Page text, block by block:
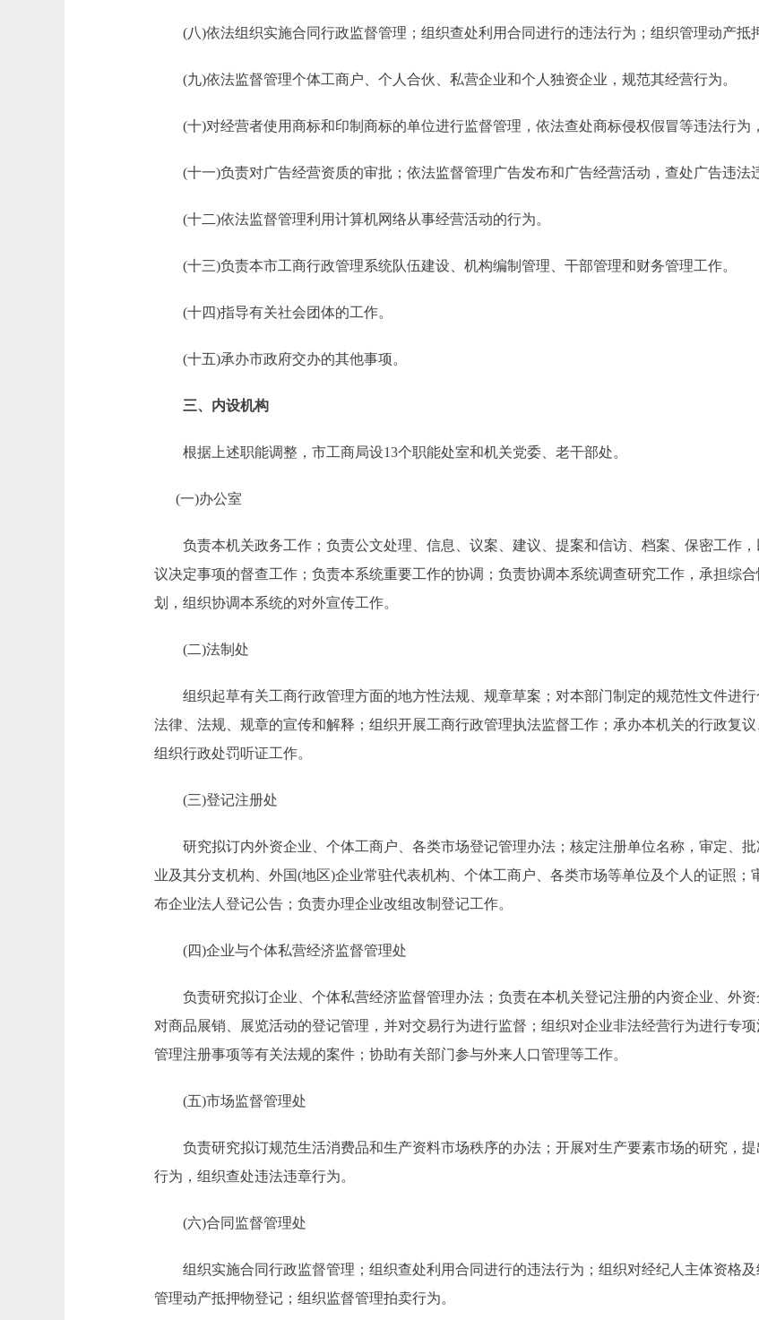
(八)依法组织实施合同行政监督管理；组织查处利用合同进行的违法行为；组织管理动产抵
(九)依法监督管理个体工商户、个人合伙、私营企业和个人独资企业，规范其经营行为。
(十)对经营者使用商标和印制商标的单位进行监督管理，依法查处商标侵权假冒等违法行为
(十一)负责对广告经营资质的审批；依法监督管理广告发布和广告经营活动，查处广告违法
(十二)依法监督管理利用计算机网络从事经营活动的行为。
(十三)负责本市工商行政管理系统队伍建设、机构编制管理、干部管理和财务管理工作。
(十四)指导有关社会团体的工作。
(十五)承办市政府交办的其他事项。
三、内设机构
根据上述职能调整，市工商局设13个职能处室和机关党委、老干部处。
(一)办公室
负责本机关政务工作；负责公文处理、信息、议案、建议、提案和信访、档案、保密工作，
议决定事项的督查工作；负责本系统重要工作的协调；负责协调本系统调查研究工作，承担综
划，组织协调本系统的对外宣传工作。
(二)法制处
组织起草有关工商行政管理方面的地方性法规、规章草案；对本部门制定的规范性文件进行
法律、法规、规章的宣传和解释；组织开展工商行政管理执法监督工作；承办本机关的行政复
组织行政处罚听证工作。
(三)登记注册处
研究拟订内外资企业、个体工商户、各类市场登记管理办法；核定注册单位名称，审定、批
业及其分支机构、外国(地区)企业常驻代表机构、个体工商户、各类市场等单位及个人的证照
布企业法人登记公告；负责办理企业改组改制登记工作。
(四)企业与个体私营经济监督管理处
负责研究拟订企业、个体私营经济监督管理办法；负责在本机关登记注册的内资企业、外资
对商品展销、展览活动的登记管理，并对交易行为进行监督；组织对企业非法经营行为进行专
管理注册事项等有关法规的案件；协助有关部门参与外来人口管理等工作。
(五)市场监督管理处
负责研究拟订规范生活消费品和生产资料市场秩序的办法；开展对生产要素市场的研究，提
行为，组织查处违法违章行为。
(六)合同监督管理处
组织实施合同行政监督管理；组织查处利用合同进行的违法行为；组织对经纪人主体资格及
管理动产抵押物登记；组织监督管理拍卖行为。